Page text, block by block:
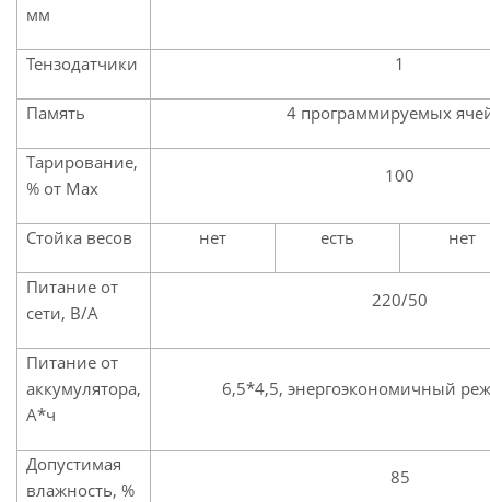
мм
Тензодатчики 1
Память 4 программируемых
Тарирование,
% от Max
100
Стойка весов нет есть нет
Питание от
сети, В/А
220/50
Питание от
аккумулятора,
А*ч
6,5*4,5, энергоэкономичный
Допустимая
влажность, %
85